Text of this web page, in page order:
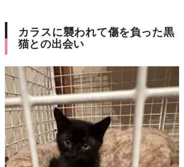
カラスに襲われて傷を負った黒
猫との出会い